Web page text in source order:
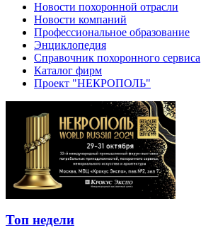
Новости похоронной отрасли
Новости компаний
Профессиональное образование
Энциклопедия
Справочник похоронного сервиса
Каталог фирм
Проект "НЕКРОПОЛЬ"
Топ недели